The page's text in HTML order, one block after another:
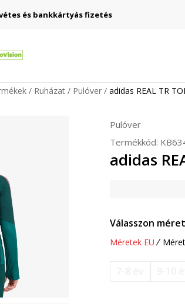
és bankkártyás fizetés
Ruházat Pulóver adidas REAL TR
Pulóver
Termékkód:
adidas
Válasszon
Méretek EU